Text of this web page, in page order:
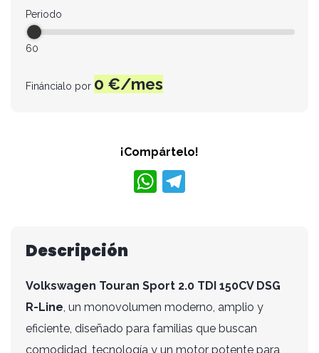
Periodo
60
Fináncialo por 0 €/mes
¡Compártelo!
W
p
p
m
Descripción
Volkswagen Touran Sport 2.0 TDI 150CV DSG
R-Line, un monovolumen moderno, amplio y
eficiente, diseñado para familias que buscan
comodidad, tecnología y un motor potente para